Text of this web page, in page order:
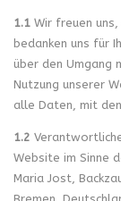
1.1 Wir freuen
bedanken uns für
über den Umgang
Nutzung unserer
alle Daten, mit
1.2
Website im Sinne
Maria Jost,
Bremen,